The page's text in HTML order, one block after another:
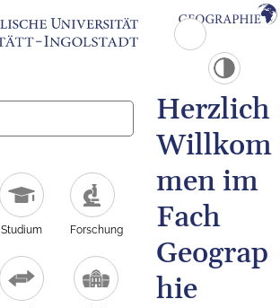
Studium Forschung
Herzlich
Willkom
men im
Fach
Geograp
hie